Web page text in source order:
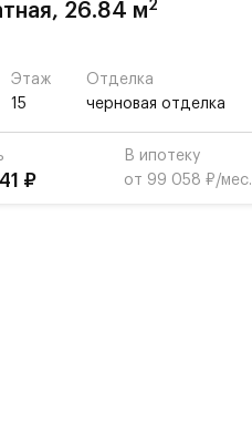
26.84 м2
Этаж
15
Отделка
черновая отделка
₽
В ипотеку
от 99 058 ₽/мес.